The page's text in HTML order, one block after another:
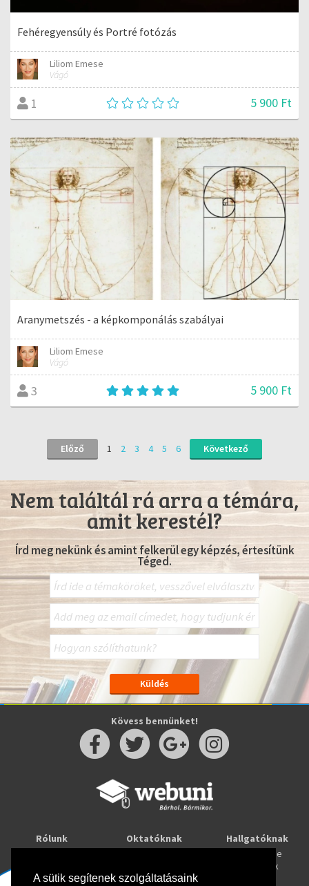
A sütik segítenek szolgáltatásaink
Fehéregyensúly és Portré fotózás
Liliom Emese
Vágó
1 5 900 Ft
Aranymetszés - a képkomponálás szabályai
Liliom Emese
Vágó
3 5 900 Ft
Előző 1 2 3 4 5 6 Következő
Nem találtál rá arra a témára,
amit kerestél?
Írd meg nekünk és amint felkerül egy képzés, értesítünk
Téged.
Kövess bennünket!
Rólunk
Oktatóknak
Webuni Stúdió
Hallgatóknak
Tanulj online
Képzések